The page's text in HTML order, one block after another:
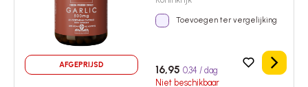
AFGEPRIJSD
Toevoegen ter vergelijking
16,95 0,34 / dag
Niet beschikbaar
Details